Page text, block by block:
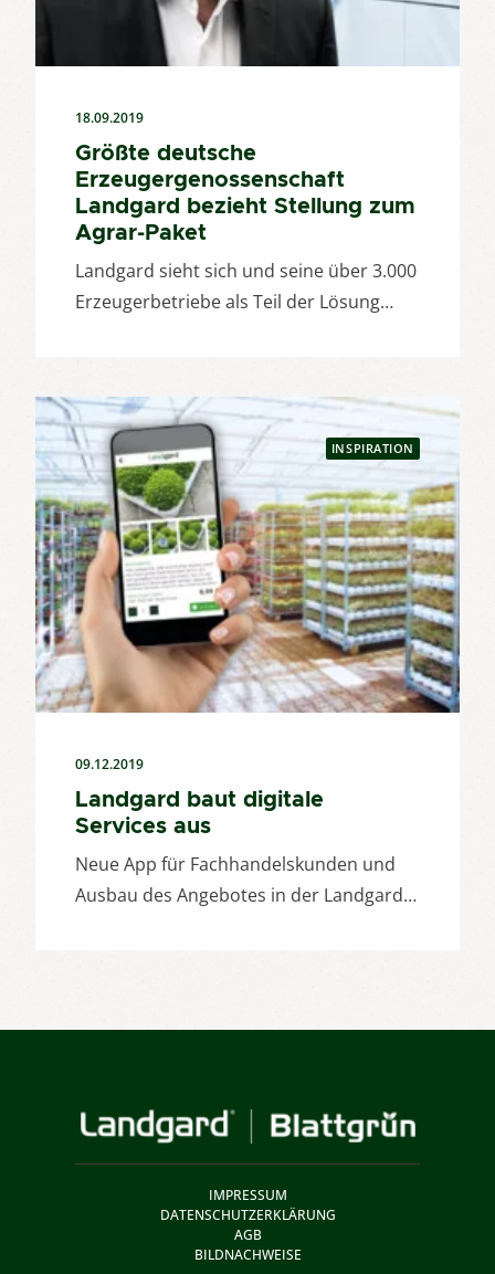
18.09.2019
Größte deutsche
Erzeugergenossenschaft
Landgard bezieht Stellung zum
Agrar-Paket
Landgard sieht sich und seine über 3.000
Erzeugerbetriebe als Teil der Lösung…
INSPIRATION
09.12.2019
Landgard baut digitale
Services aus
Neue App für Fachhandelskunden und
Ausbau des Angebotes in der Landgard…
IMPRESSUM
DATENSCHUTZERKLÄRUNG
AGB
BILDNACHWEISE